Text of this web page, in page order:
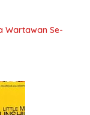
Wartawan Se-